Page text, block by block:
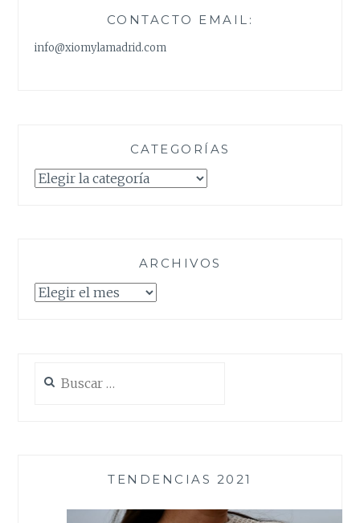
CONTACTO EMAIL:
info@xiomylamadrid.com
CATEGORÍAS
Categorías
ARCHIVOS
Archivos
TENDENCIAS 2021